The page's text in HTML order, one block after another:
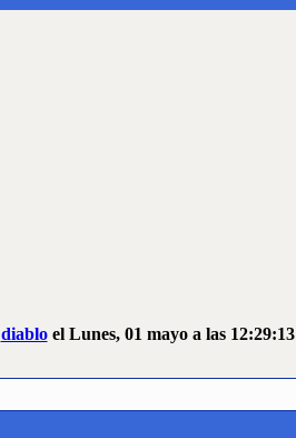
diabloel Lunes, 01 mayo a las 12:29:13